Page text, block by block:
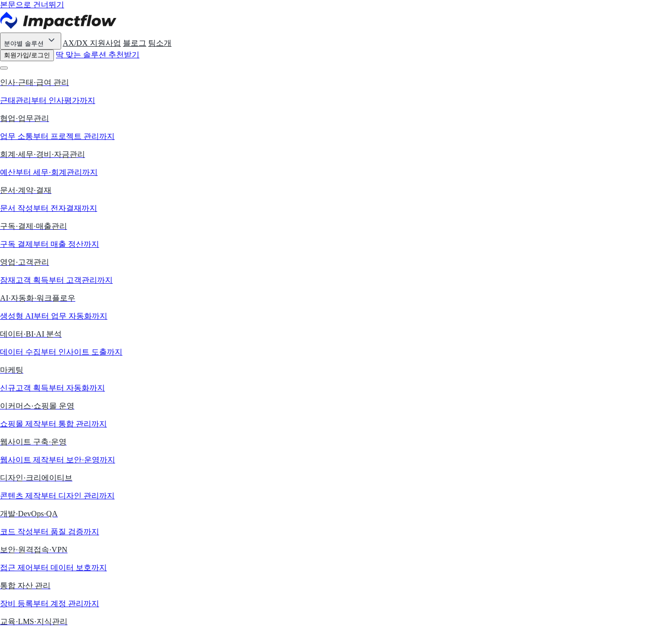
본문으로 건너뛰기
분야별 솔루션 AX/DX 지원사업 블로그 팀소개
회원가입/로그인 딱 맞는 솔루션 추천받기
인사·근태·급여 관리
근태관리부터 인사평가까지
협업·업무관리
업무 소통부터 프로젝트 관리까지
회계·세무·경비·자금관리
예산부터 세무·회계관리까지
문서·계약·결재
문서 작성부터 전자결재까지
구독·결제·매출관리
구독 결제부터 매출 정산까지
영업·고객관리
잠재고객 획득부터 고객관리까지
AI·자동화·워크플로우
생성형 AI부터 업무 자동화까지
데이터·BI·AI 분석
데이터 수집부터 인사이트 도출까지
마케팅
신규고객 획득부터 자동화까지
이커머스·쇼핑몰 운영
쇼핑몰 제작부터 통합 관리까지
웹사이트 구축·운영
웹사이트 제작부터 보안·운영까지
디자인·크리에이티브
콘텐츠 제작부터 디자인 관리까지
개발·DevOps·QA
코드 작성부터 품질 검증까지
보안·원격접속·VPN
접근 제어부터 데이터 보호까지
통합 자산 관리
장비 등록부터 계정 관리까지
교육·LMS·지식관리